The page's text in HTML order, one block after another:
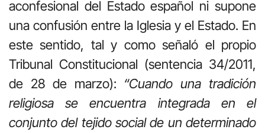
aconfesional del Estado español ni supone
una confusión entre la Iglesia y el Estado. En
este sentido, tal y como señaló el propio
Tribunal Constitucional (sentencia 34/2011,
de 28 de marzo): “Cuando una tradición
religiosa se encuentra integrada en el
conjunto del tejido social de un determinado